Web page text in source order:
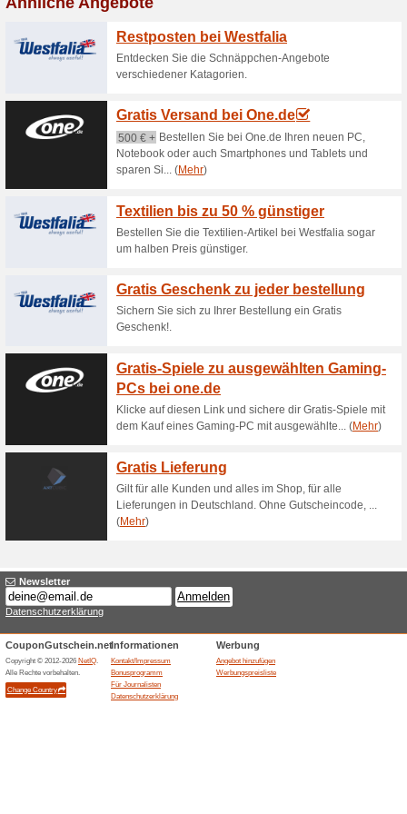
Aktuelle Angebote
11 % auf alle
Artikel
11% auf alle Online Exklusiv
30 Tage
63% funktioniert Gutscheine
Entdecke technische
Generation, die in vielen der
unverfälschten Klang auch
Tage Probehören um